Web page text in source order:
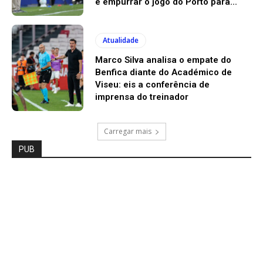
Atualidade
Marco Silva analisa o empate do
Benfica diante do Académico de
Viseu: eis a conferência de
imprensa do treinador
Carregar mais
PUB